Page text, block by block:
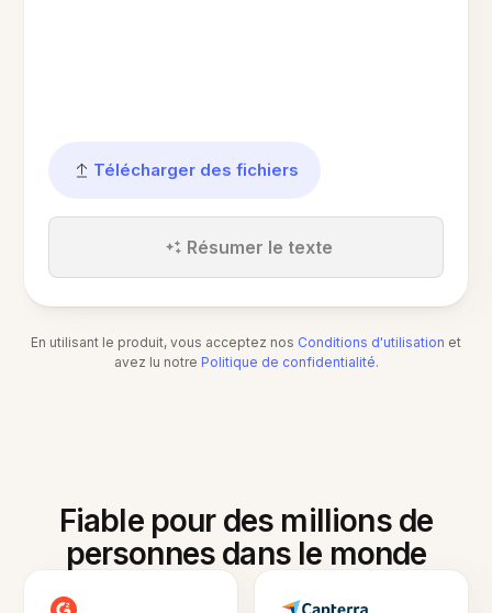
Télécharger des fichiers
Résumer le texte
En utilisant le produit, vous acceptez nos Conditions d'utilisation et
avez lu notre Politique de confidentialité.
Fiable pour des millions de
personnes dans le monde